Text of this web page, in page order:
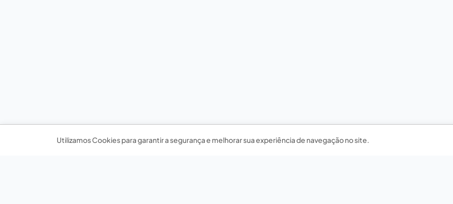
Utilizamos Cookies para garantir a segurança e melhorar sua experiência de navegação no site.